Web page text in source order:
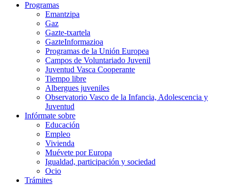
Programas
Emantzipa
Gaz
Gazte-txartela
GazteInformazioa
Programas de la Unión Europea
Campos de Voluntariado Juvenil
Juventud Vasca Cooperante
Tiempo libre
Albergues juveniles
Observatorio Vasco de la Infancia, Adolescencia y
Juventud
Infórmate sobre
Educación
Empleo
Vivienda
Muévete por Europa
Igualdad, participación y sociedad
Ocio
Trámites